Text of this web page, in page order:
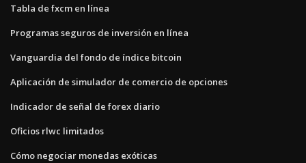
Tabla de fxcm en línea
Programas seguros de inversión en línea
Vanguardia del fondo de índice bitcoin
Aplicación de simulador de comercio de opciones
Indicador de señal de forex diario
Oficios rlwc limitados
Cómo negociar monedas exóticas